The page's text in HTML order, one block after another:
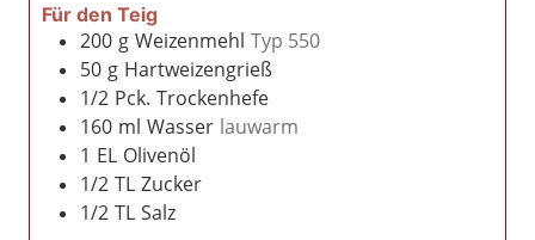
Für den Teig
200 g Weizenmehl Typ 550
50 g Hartweizengrieß
1/2 Pck. Trockenhefe
160 ml Wasser lauwarm
1 EL Olivenöl
1/2 TL Zucker
1/2 TL Salz